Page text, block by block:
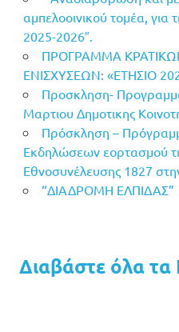
αμπελοοινικού τομέα, για
2025-2026″.
ΠΡΟΓΡΑΜΜΑ
ΕΝΙΣΧΥΣΕΩΝ: «ΕΤΗΣΙΟ
Προσκληση-
Μαρτιου Δημοτικης
Πρόσκληση –
Εκδηλώσεων εορτασμού
Εθνοσυνέλευσης 1827
“ΔΙΑΔΡΟΜΗ ΕΛΠΙΔΑΣ”
Διαβάστε όλα τα